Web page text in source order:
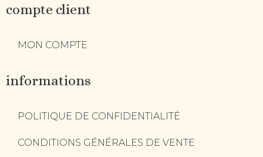
compte client
MON COMPTE
informations
POLITIQUE DE CONFIDENTIALITÉ
CONDITIONS GÉNÉRALES DE VENTE